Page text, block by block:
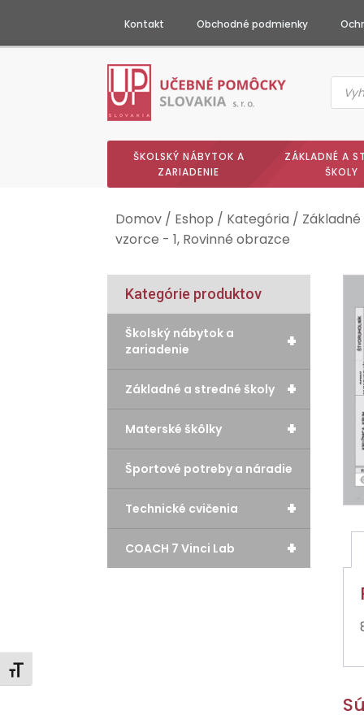
Zmeniť veľkosť písma
Kontakt Obchodné podmienky
search
ŠKOLSKÝ NÁBYTOK A
ZARIADENIE
ZÁKLADNÉ A
ŠKOLY
Domov / Eshop / Kategória /
vzorce - 1, Rovinné obrazce
Kategórie produktov
+
Školský nábytok a
zariadenie
+
Základné a stredné školy
+
Materské škôlky
Športové potreby a náradie
+
Technické cvičenia
+
COACH 7 Vinci Lab